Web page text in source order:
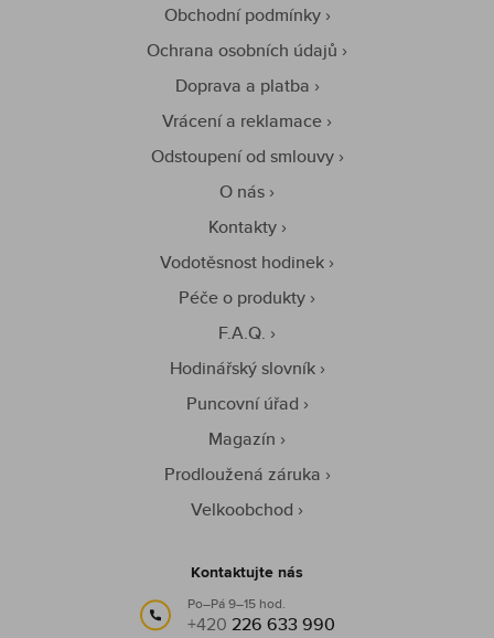
Obchodní podmínky
Ochrana osobních údajů
Doprava a platba
Vrácení a reklamace
Odstoupení od smlouvy
O nás
Kontakty
Vodotěsnost hodinek
Péče o produkty
F.A.Q.
Hodinářský slovník
Puncovní úřad
Magazín
Prodloužená záruka
Velkoobchod
Kontaktujte nás
Po–Pá 9–15 hod.
+420 226 633 990